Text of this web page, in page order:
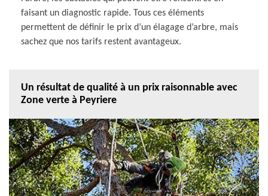
faisant un diagnostic rapide. Tous ces éléments
permettent de définir le prix d’un élagage d’arbre, mais
sachez que nos tarifs restent avantageux.
Un résultat de qualité à un prix raisonnable avec
Zone verte à Peyriere